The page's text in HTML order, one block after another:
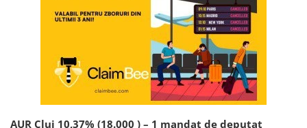
AUR Cluj 10,37% (18.000 ) – 1 mandat de deputat